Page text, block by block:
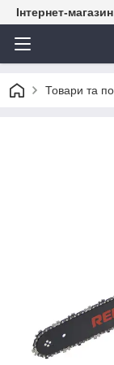
Інтернет-
Товари та